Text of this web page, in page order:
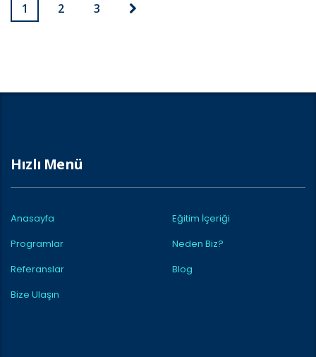
1 2 3
Hızlı Menü
Anasayfa
Eğitim İçeriği
Programlar
Neden Biz?
Referanslar
Blog
Bize Ulaşın